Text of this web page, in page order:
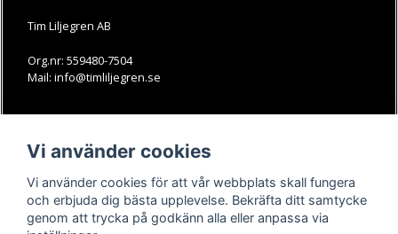
Tim Liljegren AB
Org.nr: 559480-7504
Mail: info@timliljegren.se
Köpvillkor
Kontakt
Youtube-videos
Instagram
Youtube
TikTok
Vi använder cookies
Vi använder cookies för att vår webbplats skall fungera
och erbjuda dig bästa upplevelse. Bekräfta ditt samtycke
genom att trycka på godkänn alla eller anpassa via